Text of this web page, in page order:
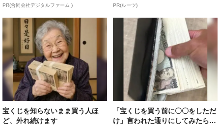
PR(合同会社デジタルファーム ) PR(ルーツ)
宝くじを知らないまま買う人ほ
ど、外れ続けます
「宝くじを買う前に〇〇をしただ
け」言われた通りにしてみたら…